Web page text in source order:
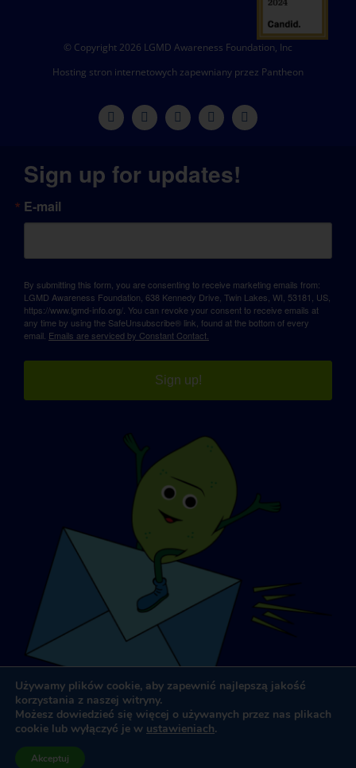
© Copyright 2026 LGMD Awareness Foundation, Inc
Hosting stron internetowych zapewniany przez Pantheon
Sign up for updates!
E-mail
By submitting this form, you are consenting to receive marketing emails from:
LGMD Awareness Foundation, 638 Kennedy Drive, Twin Lakes, WI, 53181, US,
https://www.lgmd-info.org/. You can revoke your consent to receive emails at
any time by using the SafeUnsubscribe® link, found at the bottom of every
email. Emails are serviced by Constant Contact.
Sign up!
& Associates
Używamy plików cookie, aby zapewnić najlepszą jakość
korzystania z naszej witryny.
Możesz dowiedzieć się więcej o używanych przez nas plikach
cookie lub wyłączyć je w ustawieniach.
Akceptuj